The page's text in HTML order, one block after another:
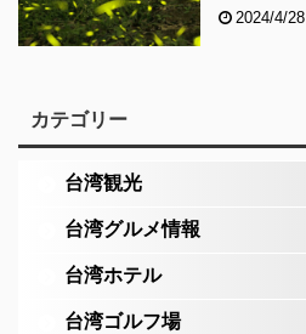
2024/4/28
カテゴリー
台湾観光
台湾グルメ情報
台湾ホテル
台湾ゴルフ場